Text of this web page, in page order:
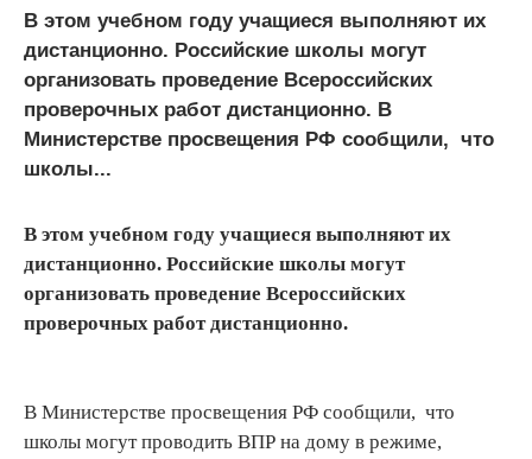
В этом учебном году учащиеся выполняют их
дистанционно. Российские школы могут
организовать проведение Всероссийских
проверочных работ дистанционно. В
Министерстве просвещения РФ сообщили, что
школы...
В этом учебном году учащиеся выполняют их
дистанционно. Российские школы могут
организовать проведение Всероссийских
проверочных работ дистанционно.
В Министерстве просвещения РФ сообщили, что
школы могут проводить ВПР на дому в режиме,